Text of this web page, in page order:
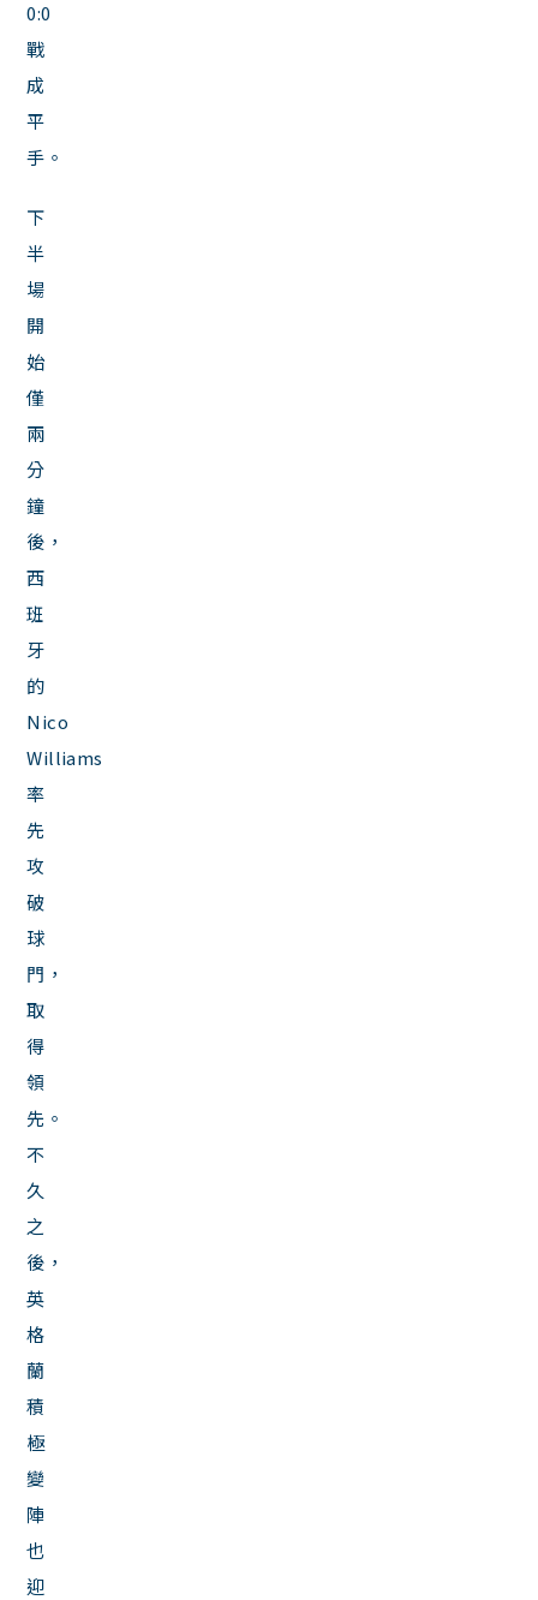
0:0
戰
成
平
手。
下
半
場
開
始
僅
兩
分
鐘
後，
西
班
牙
的
Nico
Williams
率
先
攻
破
球
門，
取
得
領
先。
不
久
之
後，
英
格
蘭
積
極
變
陣
也
迎